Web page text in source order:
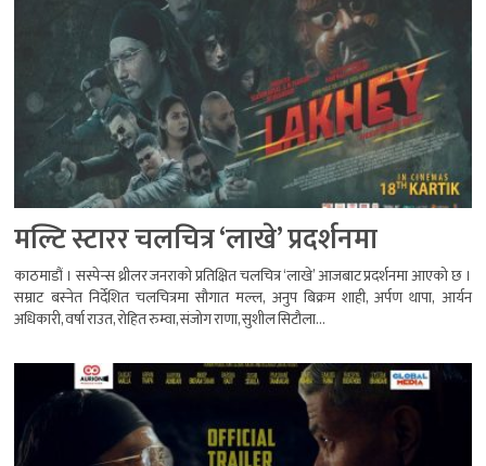
मल्टि स्टारर चलचित्र ‘लाखे’ प्रदर्शनमा
काठमाडौं । सस्पेन्स थ्रीलर जनराको प्रतिक्षित चलचित्र ‘लाखे’ आजबाट प्रदर्शनमा आएको छ ।
सम्राट बस्नेत निर्देशित चलचित्रमा सौगात मल्ल, अनुप बिक्रम शाही, अर्पण थापा, आर्यन
अधिकारी, वर्षा राउत, रोहित रुम्वा, संजोग राणा, सुशील सिटौला...